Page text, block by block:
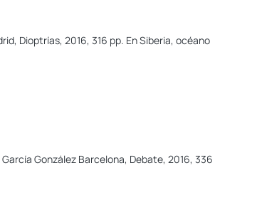
Dioptrías, 2016, 316 pp. En Siberia, océano
González Barcelona, Debate, 2016, 336